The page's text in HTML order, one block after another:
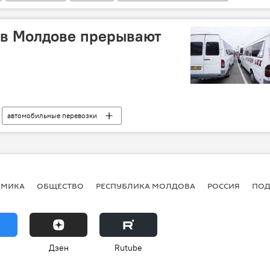
Молдове прерывают
автомобильные перевозки
ОБЩЕСТВО РЕСПУБЛИКА МОЛДОВА РОССИЯ
Дзен Rutube